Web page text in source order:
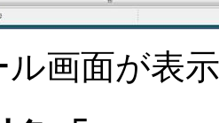
ル画面が表